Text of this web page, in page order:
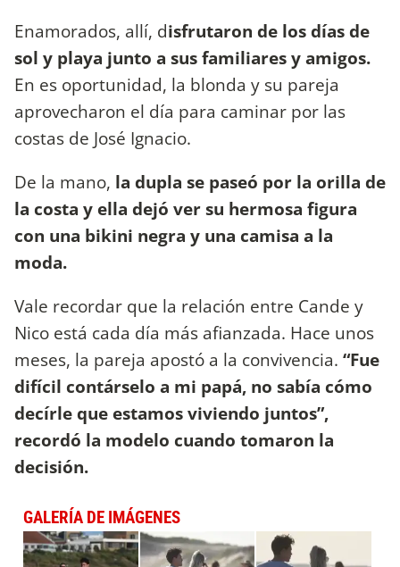
Enamorados, allí, disfrutaron de los días de
sol y playa junto a sus familiares y amigos.
En es oportunidad, la blonda y su pareja
aprovecharon el día para caminar por las
costas de José Ignacio.
De la mano, la dupla se paseó por la orilla de
la costa y ella dejó ver su hermosa figura
con una bikini negra y una camisa a la
moda.
Vale recordar que la relación entre Cande y
Nico está cada día más afianzada. Hace unos
meses, la pareja apostó a la convivencia. “Fue
difícil contárselo a mi papá, no sabía cómo
decírle que estamos viviendo juntos”,
recordó la modelo cuando tomaron la
decisión.
GALERÍA DE IMÁGENES